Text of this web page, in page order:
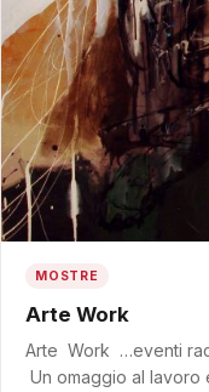
MOSTRE
Arte Work
Arte Work …eventi
Un omaggio al lavoro